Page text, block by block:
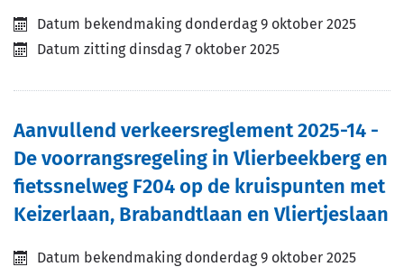
Datum bekendmakingdonderdag 9 oktober 2025
Datum zittingdinsdag 7 oktober 2025
Aanvullend verkeersreglement 2025-14 -
De voorrangsregeling in Vlierbeekberg en
fietssnelweg F204 op de kruispunten met
Keizerlaan, Brabandtlaan en Vliertjeslaan
Datum bekendmakingdonderdag 9 oktober 2025